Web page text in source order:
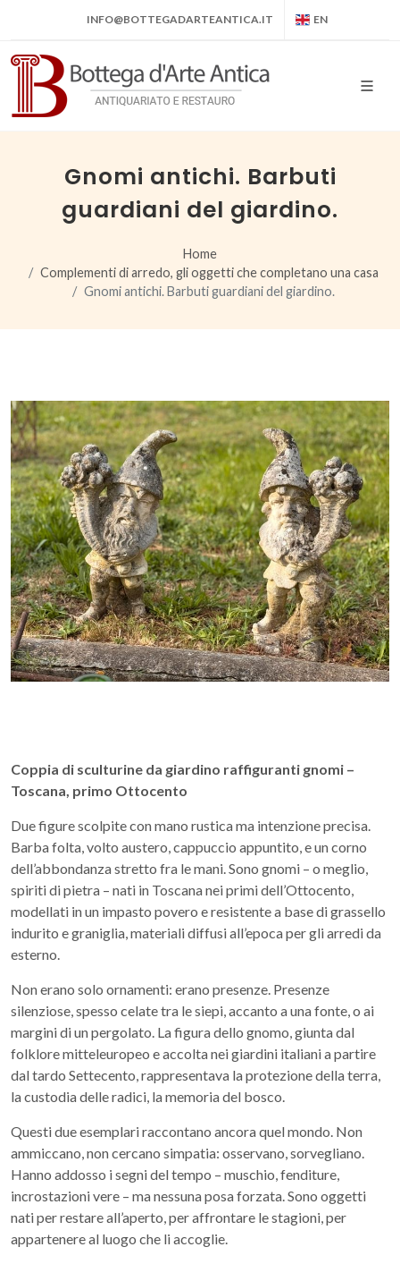
INFO@BOTTEGADARTEANTICA.IT EN
Gnomi antichi. Barbuti
guardiani del giardino.
Home
Complementi di arredo, gli oggetti che completano una casa
Gnomi antichi. Barbuti guardiani del giardino.
Coppia di sculturine da giardino raffiguranti gnomi –
Toscana, primo Ottocento
Due figure scolpite con mano rustica ma intenzione precisa.
Barba folta, volto austero, cappuccio appuntito, e un corno
dell’abbondanza stretto fra le mani. Sono gnomi – o meglio,
spiriti di pietra – nati in Toscana nei primi dell’Ottocento,
modellati in un impasto povero e resistente a base di grassello
indurito e graniglia, materiali diffusi all’epoca per gli arredi da
esterno.
Non erano solo ornamenti: erano presenze. Presenze
silenziose, spesso celate tra le siepi, accanto a una fonte, o ai
margini di un pergolato. La figura dello gnomo, giunta dal
folklore mitteleuropeo e accolta nei giardini italiani a partire
dal tardo Settecento, rappresentava la protezione della terra,
la custodia delle radici, la memoria del bosco.
Questi due esemplari raccontano ancora quel mondo. Non
ammiccano, non cercano simpatia: osservano, sorvegliano.
Hanno addosso i segni del tempo – muschio, fenditure,
incrostazioni vere – ma nessuna posa forzata. Sono oggetti
nati per restare all’aperto, per affrontare le stagioni, per
appartenere al luogo che li accoglie.